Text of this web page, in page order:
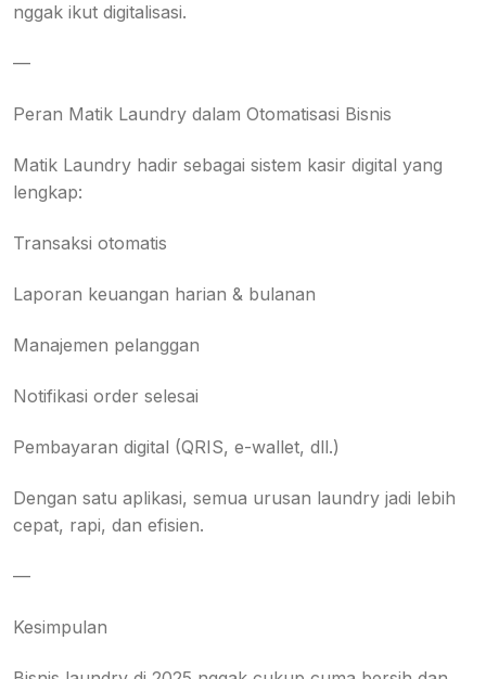
nggak ikut digitalisasi.
—
Peran Matik Laundry dalam Otomatisasi Bisnis
Matik Laundry hadir sebagai sistem kasir digital yang
lengkap:
Transaksi otomatis
Laporan keuangan harian & bulanan
Manajemen pelanggan
Notifikasi order selesai
Pembayaran digital (QRIS, e-wallet, dll.)
Dengan satu aplikasi, semua urusan laundry jadi lebih
cepat, rapi, dan efisien.
—
Kesimpulan